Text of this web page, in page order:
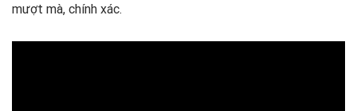
mượt mà, chính xác.